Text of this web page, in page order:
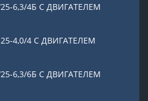
6,3/4Б С ДВИГАТЕЛЕМ
4,0/4 С ДВИГАТЕЛЕМ
6,3/6Б С ДВИГАТЕЛЕМ